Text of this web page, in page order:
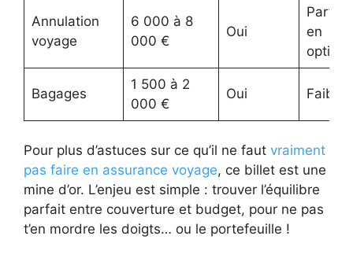
Annulation
voyage
6 000 à 8
000 €
Oui
en
option
Bagages
1 500 à 2
000 €
Oui Faible
Pour plus d’astuces sur ce qu’il ne faut vraiment
pas faire en assurance voyage, ce billet est une
mine d’or. L’enjeu est simple : trouver l’équilibre
parfait entre couverture et budget, pour ne pas
t’en mordre les doigts… ou le portefeuille !